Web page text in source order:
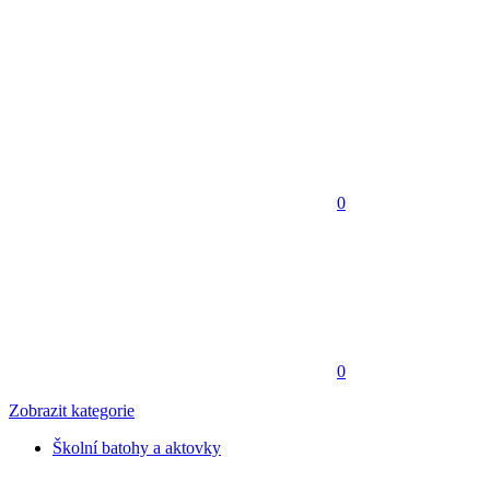
0
0
Zobrazit kategorie
Školní batohy a aktovky